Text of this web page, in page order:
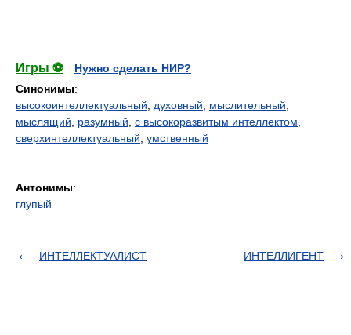
Игры ⚽
Нужно сделать НИР?
Синонимы:
высокоинтеллектуальный
духовный мыслительный
мыслящий
разумный с высокоразвитым интеллектом
сверхинтеллектуальный умственный
Антонимы:
глупый
ИНТЕЛЛЕКТУАЛИСТ ИНТЕЛЛИГЕНТ